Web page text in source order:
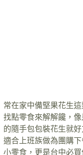
常在家中備堅果花生
找點零食來解解饞，像
的隨手包包裝花生就
適合上班族做為團購
小零食，更是台中必